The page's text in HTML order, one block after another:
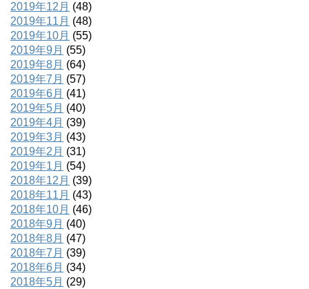
2019年12月 (48)
2019年11月 (48)
2019年10月 (55)
2019年9月 (55)
2019年8月 (64)
2019年7月 (57)
2019年6月 (41)
2019年5月 (40)
2019年4月 (39)
2019年3月 (43)
2019年2月 (31)
2019年1月 (54)
2018年12月 (39)
2018年11月 (43)
2018年10月 (46)
2018年9月 (40)
2018年8月 (47)
2018年7月 (39)
2018年6月 (34)
2018年5月 (29)